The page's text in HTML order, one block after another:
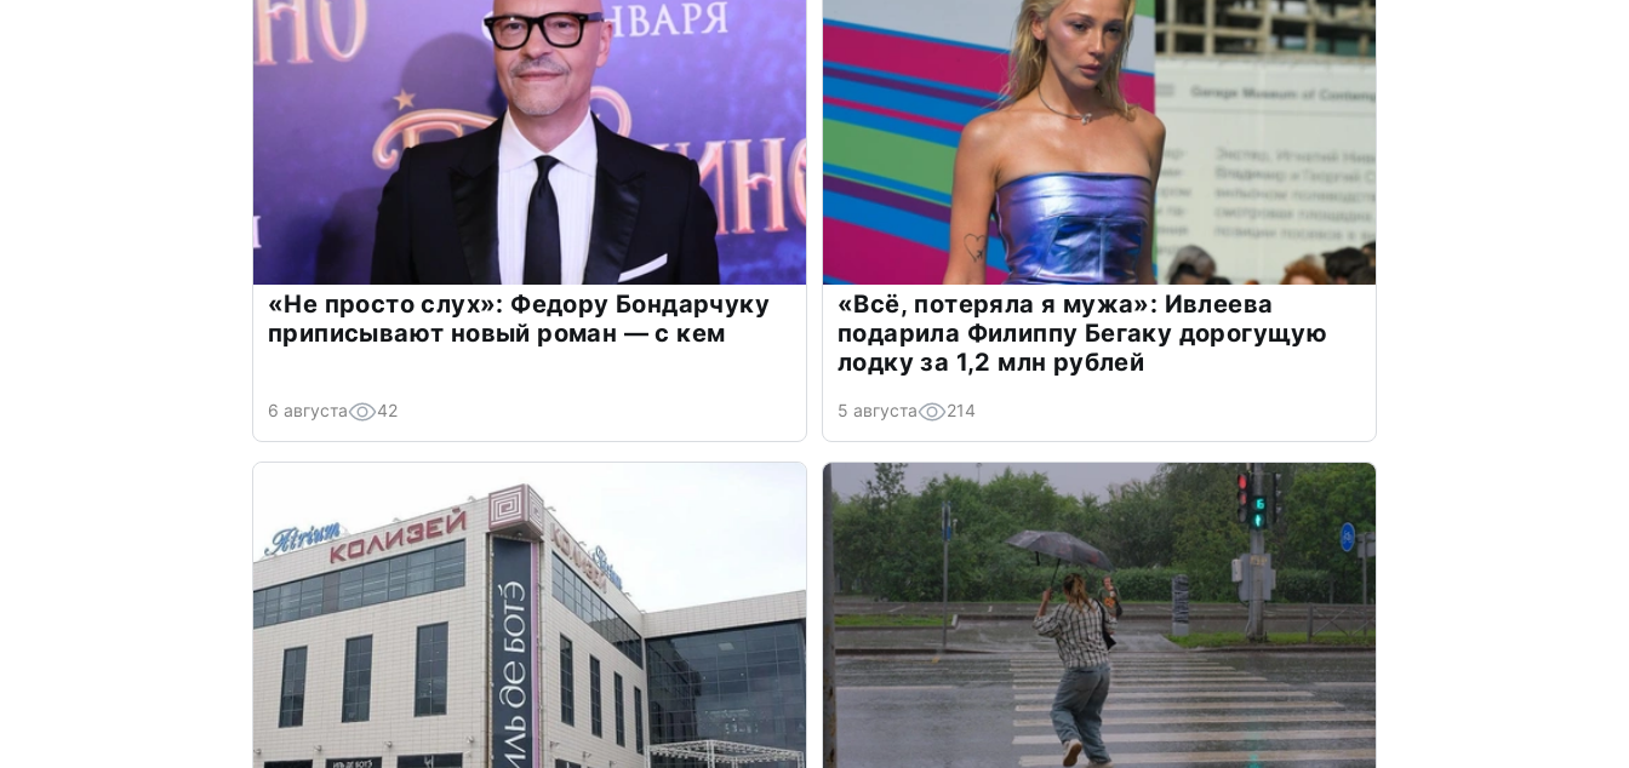
«Не просто слух»: Федору Бондарчуку
приписывают новый роман — с кем
6 августа 42
«Всё, потеряла я мужа»: Ивлеева
подарила Филиппу Бегаку дорогущую
лодку за 1,2 млн рублей
5 августа 214